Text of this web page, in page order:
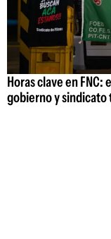
Horas clave en
gobierno y